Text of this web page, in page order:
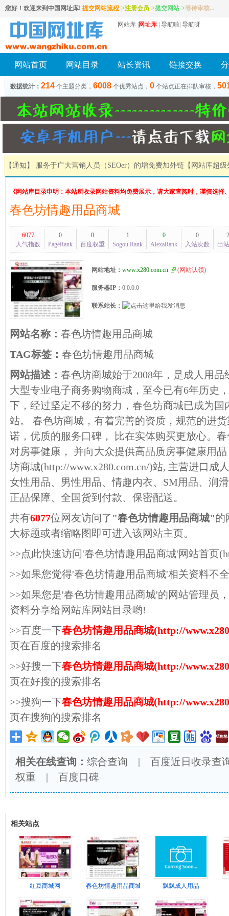
您好！欢迎来到中国网址库! 提交网站流程->注册会员->提交网站->等待审核...
网站库 网址库 导航啦 导航呀
网站首页 网站目录 站长资讯 链接交换
数据统计： 214 个主题分类， 6008 个优秀站点， 0 个站点正在排队审核，
【通知】 服务于广大营销人员（SEOer）的增免费加外链 【网站库超
《网站库目录申明：本站所收录网站资料均免费展示，请大家查阅时，谨慎选择
春色坊情趣用品商城
6077
人气指数
0
PageRank
0
百度权重
1
Sogou Rank
0
AlexaRank
0
入站次数
出
网站地址： www.x280.com.cn (网站认领)
服务器IP： 0.0.0.0
联系站长：
网站名称： 春色坊情趣用品商城
TAG标签： 春色坊情趣用品商城
网站描述： 春色坊商城始于2008年，是成人用
大型专业电子商务购物商城，至今已有6年历史
下，经过坚定不移的努力，春色坊商城已成为国
站。 春色坊商城，有着完善的资质，规范的进
诺，优质的服务口碑， 比在实体购买更放心。
对房事健康， 并向大众提供高品质房事健康用
坊商城(http://www.x280.com.cn/)站, 主营进口成
女性用品、男性用品、情趣内衣、SM用品、润
正品保障、全国货到付款、保密配送。
共有6077位网友访问了 "春色坊情趣用品商城"的
大标题或者缩略图即可进入该网站主页。
>>点此快速访问'春色坊情趣用品商城'网站首页
>>如果您觉得'春色坊情趣用品商城'相关资料不
>>如果您是'春色坊情趣用品商城'的网站管理员
资料分享给网站库网站目录哟!
>>百度一下春色坊情趣用品商城(http://
页在百度的搜索排名
>>好搜一下春色坊情趣用品商城(http://
页在好搜的搜索排名
>>搜狗一下春色坊情趣用品商城(http://
页在搜狗的搜索排名
相关在线查询： 综合查询 | 百度近日收录查
权重 | 百度口碑
相关站点
红豆商城网 春色坊情趣用品商城 飘飘成人用品